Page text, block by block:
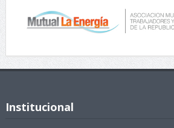
Institucional